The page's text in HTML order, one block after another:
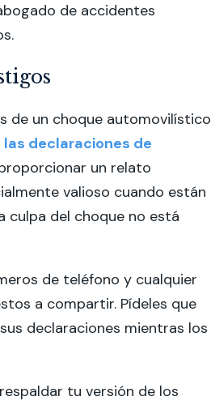
de accidentes
de un choque automovilístico
las declaraciones de
un relato
valioso cuando están
culpa del choque no está
de teléfono y cualquier
a compartir. Pídeles que
declaraciones mientras los
tu versión de los